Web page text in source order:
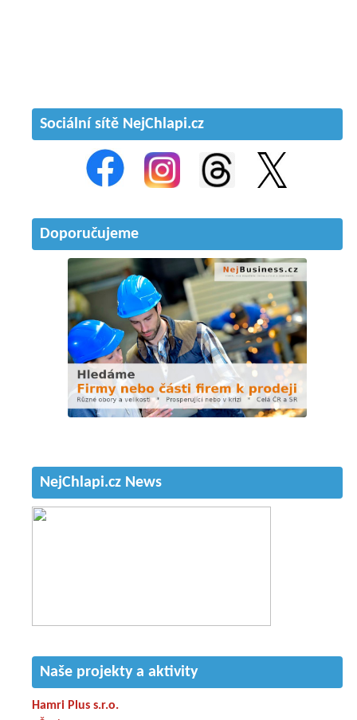
Sociální sítě NejChlapi.cz
Doporučujeme
NejChlapi.cz News
Naše projekty a aktivity
Hamri Plus s.r.o.